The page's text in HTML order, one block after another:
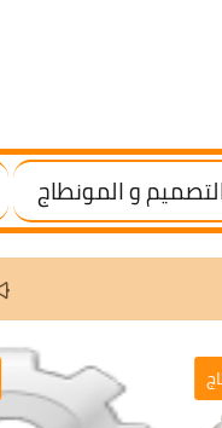
و المونطاج
/ Office